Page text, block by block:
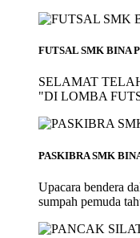
FUTSAL SMK BINA
SELAMAT
"DI LOMBA
PASKIBRA SMK
Upacara bendera
sumpah pemuda